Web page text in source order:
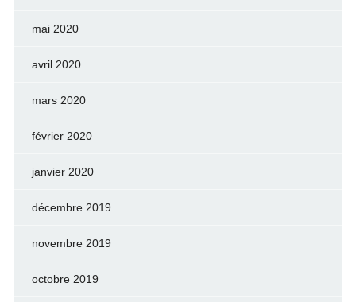
mai 2020
avril 2020
mars 2020
février 2020
janvier 2020
décembre 2019
novembre 2019
octobre 2019